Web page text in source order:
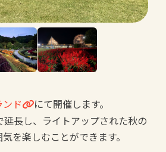
ド
にて開催します。
長し、ライトアップされた秋の
を楽しむことができます。